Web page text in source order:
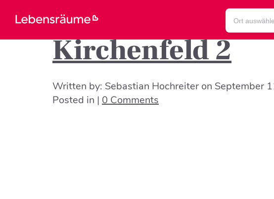
Ort
Kirchenfeld 2
Written by: Sebastian Hochreiter on September
Posted in | 0 Comments